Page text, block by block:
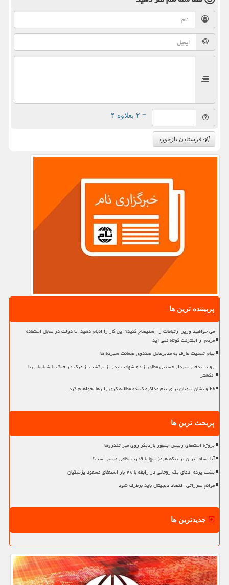
= ۲ بعلاوه ۴
فرستادن بازخورد
پربیننده ترین ها
می خواهید وزیر ارتباطات را استیضاح کنید؟ این کار را انجام دهید اما دولت در مقابل استفاده
مردم از اینترنت کوتاه نمی آید
پیام تسلیت عارف به مدیرعامل صندوق ضمانت سپرده ها
روایت دختر سردار حسینی مطلق از دو شهادت پدر از برگشت از مرگ در جنگ تا شناسایی با
انگشتر
خط و نشان نبویان برای تیم مذاکره کننده مطالبه گری را رها نخواهیم کرد
پربحث ترین ها
پروژه استعفای رییس جمهور باردیگر روی میز تندروها
آیا تسلط ایران بر تنگه هرمز تنها با قدرت نظامی میسر است؟
پشت پرده ادعای یک روحانی در رابطه با ۲۸ بار استعفای مسعود پزشکیان
موانع مقرراتی اقتصاد دیجیتال باید برطرف شود
جدیدترین ها